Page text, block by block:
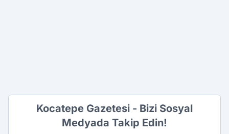
Kocatepe Gazetesi - Bizi Sosyal
Medyada Takip Edin!